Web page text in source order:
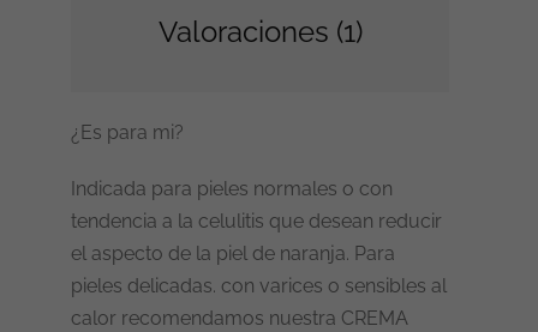
Valoraciones (1)
¿Es para mi?
Indicada para pieles normales o con
tendencia a la celulitis que desean reducir
el aspecto de la piel de naranja. Para
pieles delicadas. con varices o sensibles al
calor recomendamos nuestra CREMA